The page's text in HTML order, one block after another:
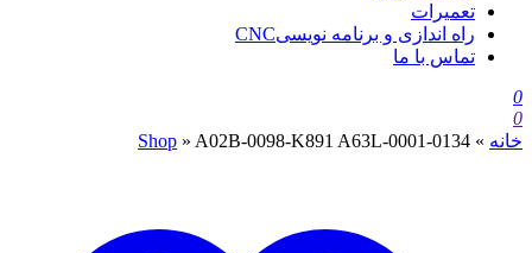
تعمیرات
راه اندازی و برنامه نویسیCNC
تماس با ما
0
0
خانه »
Shop » A02B-0098-K891 A63L-0001-0134